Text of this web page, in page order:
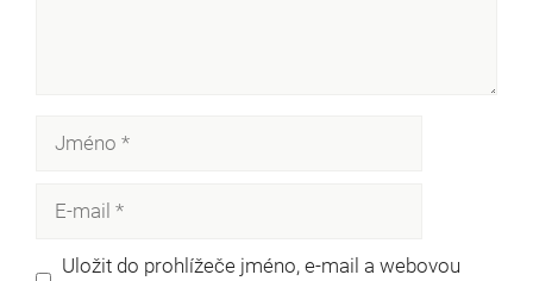
mail
Uložit do prohlížeče jméno, e-mail a webovou